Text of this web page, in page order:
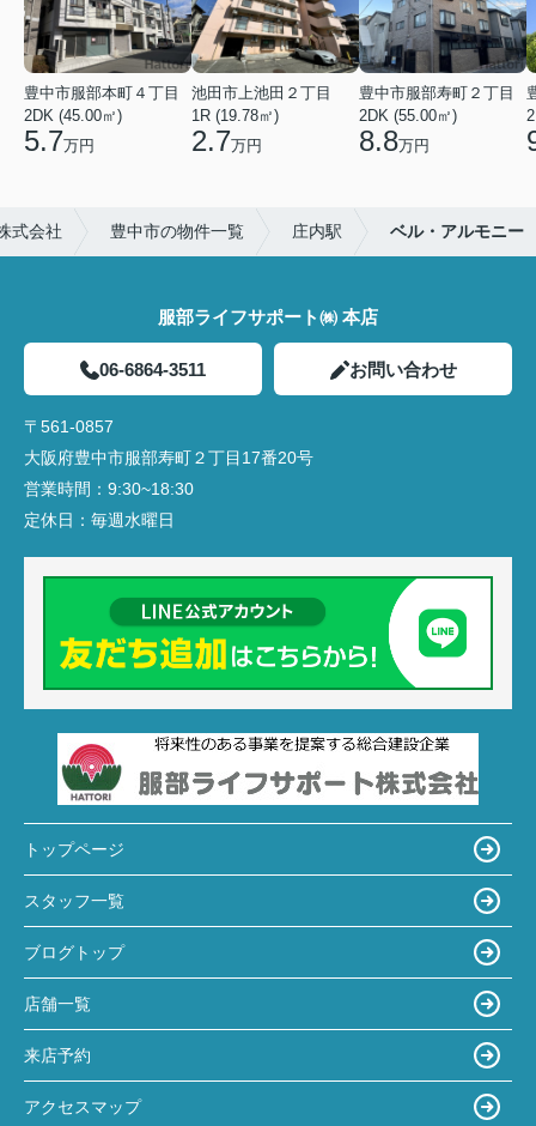
豊中市服部本町４丁目
2DK (45.00㎡)
5.7万円
池田市上池田２丁目
1R (19.78㎡)
2.7万円
豊中市服部寿町２丁目
2DK (55.00㎡)
8.8万円
式会社 豊中市の物件一覧 庄内駅 ベル・アルモニー
服部ライフサポート㈱ 本店
06-6864-3511 お問い合わせ
〒561-0857
大阪府豊中市服部寿町２丁目17番20号
営業時間： 9:30~18:30
定休日： 毎週水曜日
トップページ
スタッフ一覧
ブログトップ
店舗一覧
来店予約
アクセスマップ